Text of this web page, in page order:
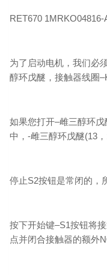
RET670
为了启动电机，我们必
醇环戊醚，接触器线圈
如果您打开–雌三醇环
中，-雌三醇环戊醚(13，
停止S2按钮是常闭的，
按下开始键–S1按钮将
点并闭合接触器的额外